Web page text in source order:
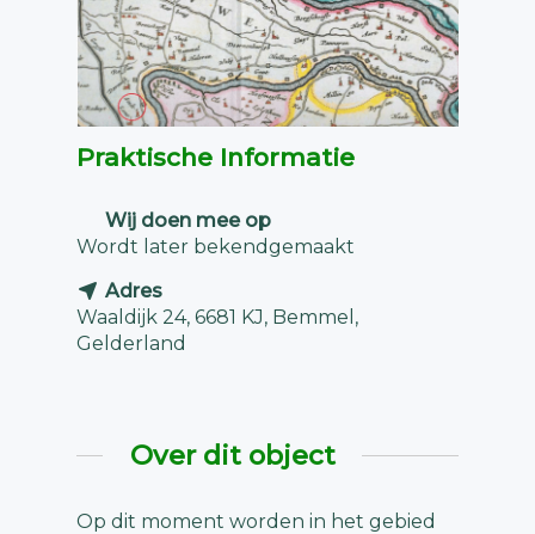
Praktische Informatie
Wij doen mee op
Wordt later bekendgemaakt
Adres
Waaldijk 24, 6681 KJ, Bemmel,
Gelderland
Over dit object
Op dit moment worden in het gebied